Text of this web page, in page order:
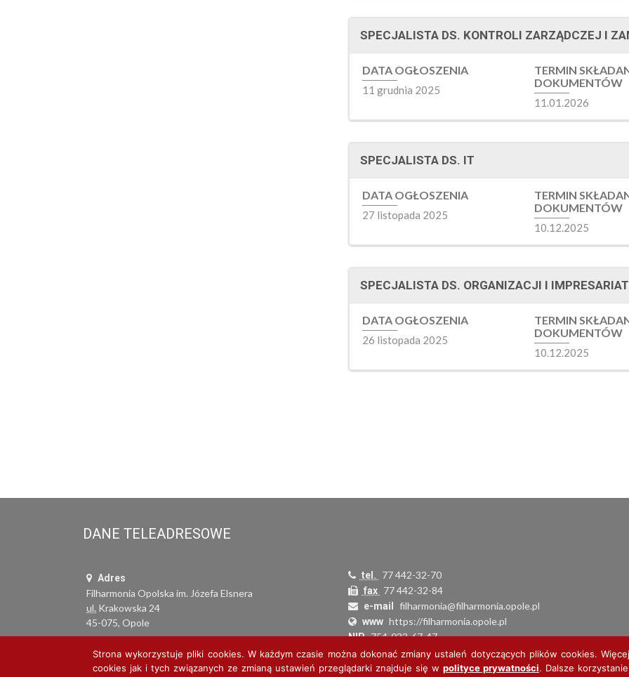
SPECJALISTA DS. KONTROLI ZARZĄDCZEJ I
DATA OGŁOSZENIA
11 grudnia 2025
TERMIN
DOKUMENTÓW
11.01.2026
SPECJALISTA DS. IT
DATA OGŁOSZENIA
27 listopada 2025
TERMIN
DOKUMENTÓW
10.12.2025
SPECJALISTA DS. ORGANIZACJI I
DATA OGŁOSZENIA
26 listopada 2025
TERMIN
DOKUMENTÓW
10.12.2025
DANE TELEADRESOWE
Adres
Filharmonia Opolska im. Józefa Elsnera
ul. Krakowska 24
45-075, Opole
tel. 77 442-32-70
fax 77 442-32-84
e-mail filharmonia@filharmonia.opole.pl
www https://filharmonia.opole.pl
NIP 754-033-67-47
REGON 000279692
Nr konta 34 1160 2202 0000 0006 0973 7536
Strona wykorzystuje pliki cookies. W każdym czasie można dokonać zmiany ustaleń dotyczących plików cookies.
cookies jak i tych związanych ze zmianą ustawień przeglądarki znajduje się w polityce prywatności. Dalsze